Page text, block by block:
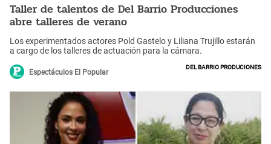
Taller de talentos de Del Barrio Producciones
abre talleres de verano
Los experimentados actores Pold Gastelo y Liliana Trujillo estarán
a cargo de los talleres de actuación para la cámara.
Espectáculos El Popular
Del barrio produciones